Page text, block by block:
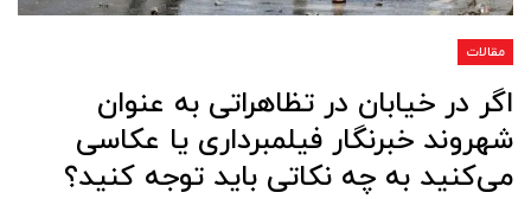
مقالات
اگر در خیابان‌ در تظاهراتی به عنوان
شهروند خبرنگار فیلمبرداری یا عکاسی
می‌کنید به چه نکاتی باید توجه کنید؟